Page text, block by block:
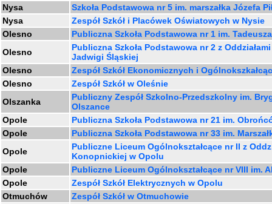
Nysa
Szkoła Podstawowa nr 5 im. marszałka Józefa
Nysa
Zespół Szkół i Placówek Oświatowych w Nysie
Olesno
Publiczna Szkoła Podstawowa nr 1 im.
Olesno
Publiczna Szkoła Podstawowa nr 2 z
Jadwigi Śląskiej
Olesno
Zespół Szkół Ekonomicznych i
Olesno
Zespół Szkół w Oleśnie
Olszanka
Publiczny Zespół Szkolno-Przedszkolny im.
Olszance
Opole
Publiczna Szkoła Podstawowa nr 21 im.
Opole
Publiczna Szkoła Podstawowa nr 33 im.
Opole
Publiczne Liceum Ogólnokształcące nr II z
Konopnickiej w Opolu
Opole
Publiczne Liceum Ogólnokształcące nr VIII im.
Opole
Zespół Szkół Elektrycznych w Opolu
Otmuchów
Zespół Szkół w Otmuchowie